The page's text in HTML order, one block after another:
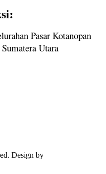
Pasar Kotanopan
Utara
Design by